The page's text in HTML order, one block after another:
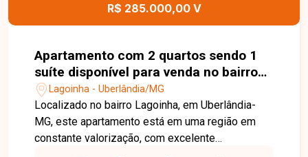
R$ 285.000,00 V
Apartamento com 2 quartos sendo 1
suíte disponível para venda no bairro
Lagoinha em Uberlândia-MG
Lagoinha - Uberlândia/MG
Localizado no bairro Lagoinha, em Uberlândia-
MG, este apartamento está em uma região em
constante valorização, com excelente